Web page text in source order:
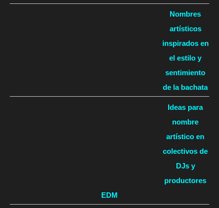
Nombres
artísticos
inspirados en
el estilo y
sentimiento
de la bachata
Ideas para
nombre
artístico en
colectivos de
DJs y
productores
EDM